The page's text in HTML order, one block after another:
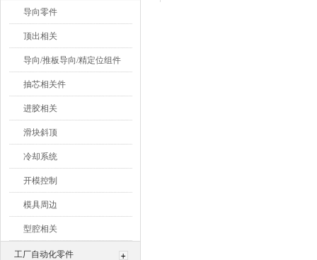
导向零件
顶出相关
导向/推板导向/精定位组件
抽芯相关件
进胶相关
滑块斜顶
冷却系统
开模控制
模具周边
型腔相关
工厂自动化零件